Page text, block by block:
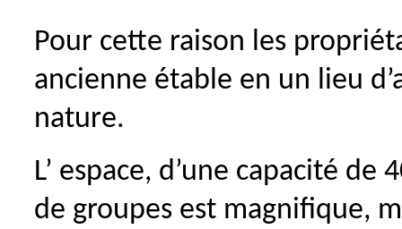
Pour cette raison les
ancienne étable en un lieu
nature.
L’ espace, d’une capacité
de groupes est magnifique,